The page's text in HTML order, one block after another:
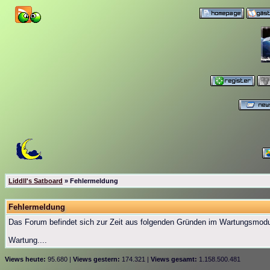
Liddll's Satboard » Fehlermeldung
Fehlermeldung
Das Forum befindet sich zur Zeit aus folgenden Gründen im
Wartung....
Views heute: 95.680 | Views gestern: 174.321 | Views gesamt: 1.158.500.481